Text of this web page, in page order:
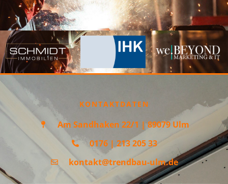
KONTAKTDATEN
Am Sandhaken 22/1 | 89079 Ulm
0176 | 213 205 33
kontakt@trendbau-ulm.de